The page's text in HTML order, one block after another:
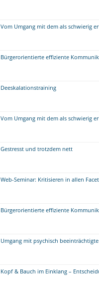
Vom Umgang mit dem als schwierig
Bürgerorientierte effiziente
Deeskalationstraining
Vom Umgang mit dem als schwierig
Gestresst und trotzdem nett
Web-Seminar: Kritisieren in allen
Bürgerorientierte effiziente
Umgang mit psychisch
Kopf & Bauch im Einklang –